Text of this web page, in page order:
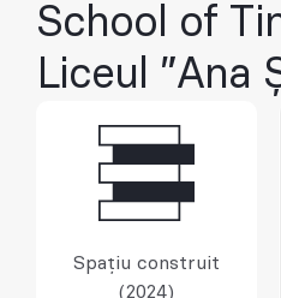
School of
Liceul ”Ana
Spațiu construit
(2024)